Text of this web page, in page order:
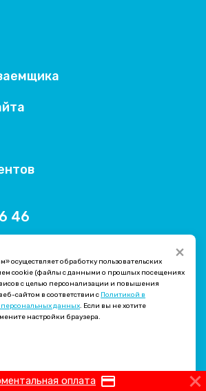
×
осуществляет обработку пользовательских
cookie (файлы с данными о прошлых посещениях
с целью персонализации и повышения
сайтом в соответствии с Политикой в
данных. Если вы не хотите
настройки браузера.
46
оплата credit_card